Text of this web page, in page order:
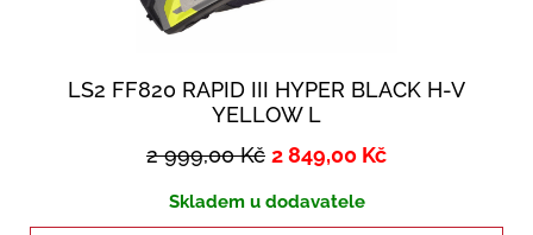
LS2 FF820 RAPID III HYPER BLACK H-V
YELLOW L
2 999,00Kč 2 849,00 Kč
Skladem u dodavatele